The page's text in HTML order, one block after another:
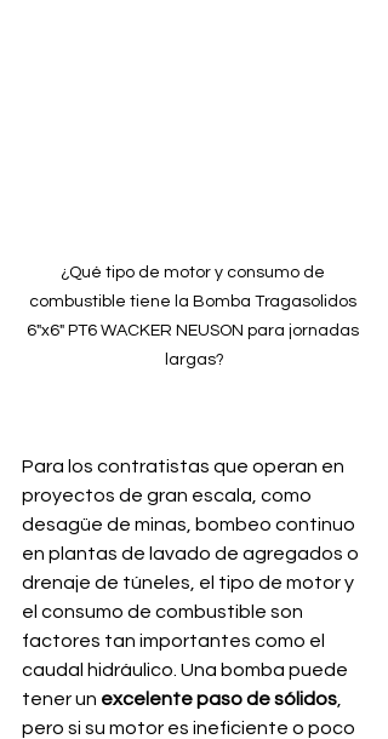
¿Qué tipo de motor y consumo de
combustible tiene la Bomba Tragasolidos
6"x6" PT6 WACKER NEUSON para jornadas
largas?
Para los contratistas que operan en
proyectos de gran escala, como
desagüe de minas, bombeo continuo
en plantas de lavado de agregados o
drenaje de túneles, el tipo de motor y
el consumo de combustible son
factores tan importantes como el
caudal hidráulico. Una bomba puede
tener un excelente paso de sólidos
pero si su motor es ineficiente o poco